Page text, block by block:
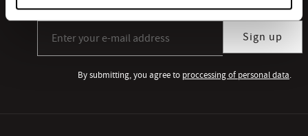
discount. You can unsubscribe at any time.
Sign up
By submitting, you agree to proccessing of personal data.